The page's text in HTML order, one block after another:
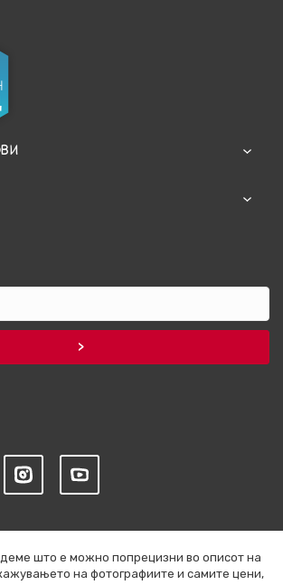
што е можно попрецизни во описот на
на фотографиите и самите цени,